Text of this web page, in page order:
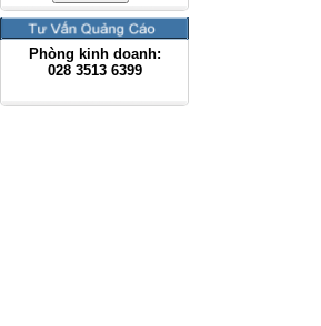
Phòng kinh doanh:
028 3513 6399